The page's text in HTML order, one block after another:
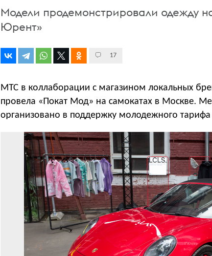
Модели продемонстрировали одежду
Юрент»
17
МТС в коллаборации с магазином локальных
провела «Покат Мод» на самокатах в Москве.
организовано в поддержку молодежного